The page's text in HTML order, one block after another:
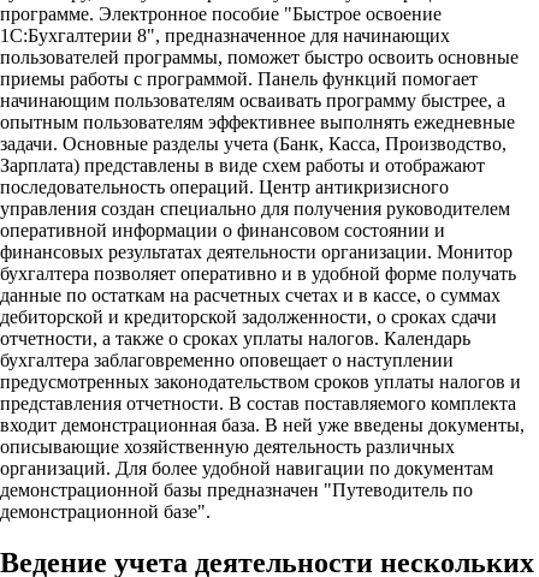
программе. Электронное пособие "Быстрое освоение
1С:Бухгалтерии 8", предназначенное для начинающих
пользователей программы, поможет быстро освоить основные
приемы работы с программой. Панель функций помогает
начинающим пользователям осваивать программу быстрее, а
опытным пользователям эффективнее выполнять ежедневные
задачи. Основные разделы учета (Банк, Касса, Производство,
Зарплата) представлены в виде схем работы и отображают
последовательность операций. Центр антикризисного
управления создан специально для получения руководителем
оперативной информации о финансовом состоянии и
финансовых результатах деятельности организации. Монитор
бухгалтера позволяет оперативно и в удобной форме получать
данные по остаткам на расчетных счетах и в кассе, о суммах
дебиторской и кредиторской задолженности, о сроках сдачи
отчетности, а также о сроках уплаты налогов. Календарь
бухгалтера заблаговременно оповещает о наступлении
предусмотренных законодательством сроков уплаты налогов и
представления отчетности. В состав поставляемого комплекта
входит демонстрационная база. В ней уже введены документы,
описывающие хозяйственную деятельность различных
организаций. Для более удобной навигации по документам
демонстрационной базы предназначен "Путеводитель по
демонстрационной базе".
Ведение учета деятельности нескольких